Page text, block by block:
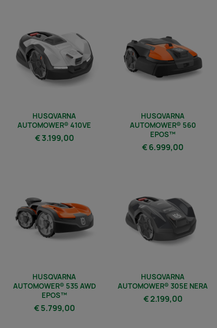
HUSQVARNA
AUTOMOWER® 410VE
€ 3.199,00
HUSQVARNA
AUTOMOWER® 560
EPOS™
€ 6.999,00
HUSQVARNA
AUTOMOWER® 535 AWD
EPOS™
€ 5.799,00
HUSQVARNA
AUTOMOWER® 305E NERA
€ 2.199,00